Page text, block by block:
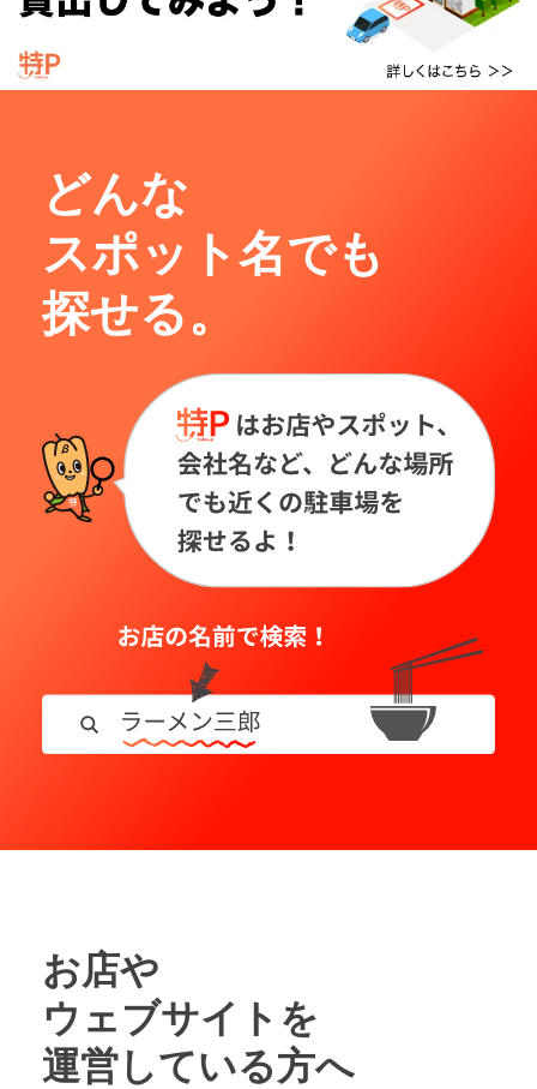
どんな
スポット名でも
探せる。
お店や
ウェブサイトを
運営している方へ